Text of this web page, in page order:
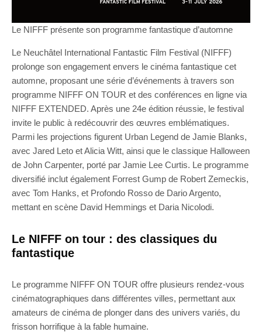
Le NIFFF présente son programme fantastique d’automne
Le Neuchâtel International Fantastic Film Festival (NIFFF)
prolonge son engagement envers le cinéma fantastique cet
automne, proposant une série d’événements à travers son
programme NIFFF ON TOUR et des conférences en ligne via
NIFFF EXTENDED. Après une 24e édition réussie, le festival
invite le public à redécouvrir des œuvres emblématiques.
Parmi les projections figurent Urban Legend de Jamie Blanks,
avec Jared Leto et Alicia Witt, ainsi que le classique Halloween
de John Carpenter, porté par Jamie Lee Curtis. Le programme
diversifié inclut également Forrest Gump de Robert Zemeckis,
avec Tom Hanks, et Profondo Rosso de Dario Argento,
mettant en scène David Hemmings et Daria Nicolodi.
Le NIFFF on tour : des classiques du
fantastique
Le programme NIFFF ON TOUR offre plusieurs rendez-vous
cinématographiques dans différentes villes, permettant aux
amateurs de cinéma de plonger dans des univers variés, du
frisson horrifique à la fable humaine.